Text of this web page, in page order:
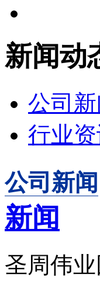
新闻动
公司新
行业
公司新闻
新闻
圣周伟